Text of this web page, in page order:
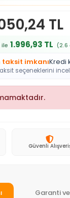
TL
ile 1.996,93 TL (2.6
taksit imkanıKredi
seçeneklerini
Güvenli
Garanti